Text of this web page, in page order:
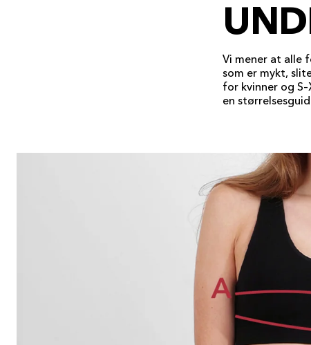
Vi mener at alle
som er mykt,
for kvinner og
en